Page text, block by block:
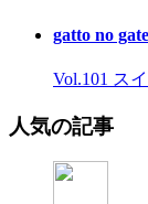
gatto no
Vol.101 ス
人気の記事